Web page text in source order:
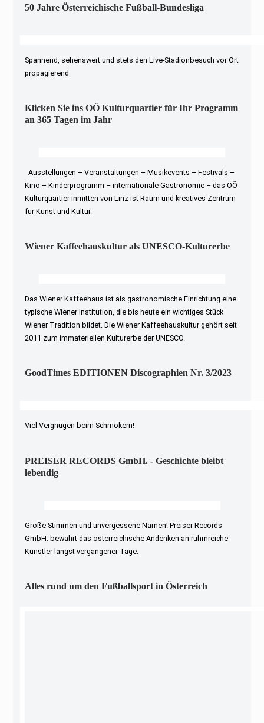
50 Jahre Österreichische Fußball-Bundesliga
Spannend, sehenswert und stets den Live-Stadionbesuch vor Ort
propagierend
Klicken Sie ins OÖ Kulturquartier für Ihr Programm
an 365 Tagen im Jahr
Ausstellungen – Veranstaltungen – Musikevents – Festivals –
Kino – Kinderprogramm – internationale Gastronomie – das OÖ
Kulturquartier inmitten von Linz ist Raum und kreatives Zentrum
für Kunst und Kultur.
Wiener Kaffeehauskultur als UNESCO-Kulturerbe
Das Wiener Kaffeehaus ist als gastronomische Einrichtung eine
typische Wiener Institution, die bis heute ein wichtiges Stück
Wiener Tradition bildet. Die Wiener Kaffeehauskultur gehört seit
2011 zum immateriellen Kulturerbe der UNESCO.
GoodTimes EDITIONEN Discographien Nr. 3/2023
Viel Vergnügen beim Schmökern!
PREISER RECORDS GmbH. - Geschichte bleibt
lebendig
Große Stimmen und unvergessene Namen! Preiser Records
GmbH. bewahrt das österreichische Andenken an ruhmreiche
Künstler längst vergangener Tage.
Alles rund um den Fußballsport in Österreich